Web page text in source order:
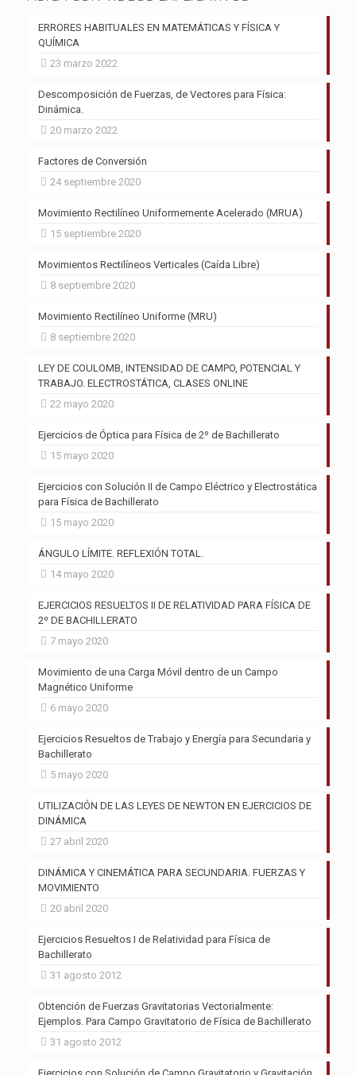
ERRORES HABITUALES EN MATEMÁTICAS Y FÍSICA Y
QUÍMICA
23 marzo 2022
Descomposición de Fuerzas, de Vectores para Física:
Dinámica.
20 marzo 2022
Factores de Conversión
24 septiembre 2020
Movimiento Rectilíneo Uniformemente Acelerado (MRUA)
15 septiembre 2020
Movimientos Rectilíneos Verticales (Caída Libre)
8 septiembre 2020
Movimiento Rectilíneo Uniforme (MRU)
8 septiembre 2020
LEY DE COULOMB, INTENSIDAD DE CAMPO, POTENCIAL Y
TRABAJO. ELECTROSTÁTICA, CLASES ONLINE
22 mayo 2020
Ejercicios de Óptica para Física de 2º de Bachillerato
15 mayo 2020
Ejercicios con Solución II de Campo Eléctrico y Electrostática
para Física de Bachillerato
15 mayo 2020
ÁNGULO LÍMITE. REFLEXIÓN TOTAL.
14 mayo 2020
EJERCICIOS RESUELTOS II DE RELATIVIDAD PARA FÍSICA DE
2º DE BACHILLERATO
7 mayo 2020
Movimiento de una Carga Móvil dentro de un Campo
Magnético Uniforme
6 mayo 2020
Ejercicios Resueltos de Trabajo y Energía para Secundaria y
Bachillerato
5 mayo 2020
UTILIZACIÓN DE LAS LEYES DE NEWTON EN EJERCICIOS DE
DINÁMICA
27 abril 2020
DINÁMICA Y CINEMÁTICA PARA SECUNDARIA. FUERZAS Y
MOVIMIENTO
20 abril 2020
Ejercicios Resueltos I de Relatividad para Física de
Bachillerato
31 agosto 2012
Obtención de Fuerzas Gravitatorias Vectorialmente:
Ejemplos. Para Campo Gravitatorio de Física de Bachillerato
31 agosto 2012